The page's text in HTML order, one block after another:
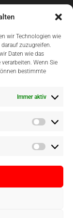
wir Technologien wie
zuzugreifen.
Daten wie das
Wenn Sie
bestimmte
Immer aktiv